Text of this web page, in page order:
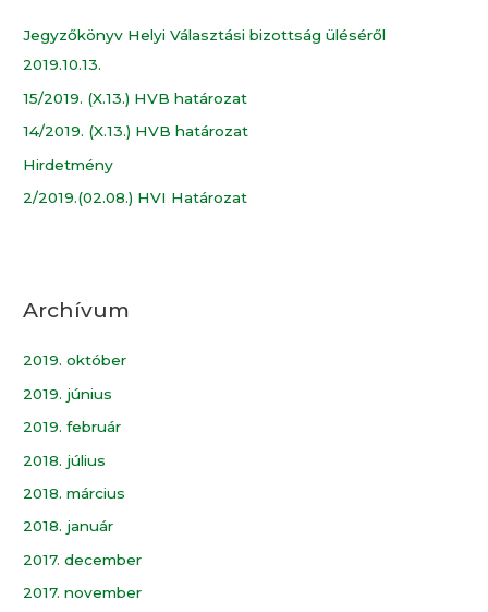
Jegyzőkönyv Helyi Választási bizottság üléséről
2019.10.13.
15/2019. (X.13.) HVB határozat
14/2019. (X.13.) HVB határozat
Hirdetmény
2/2019.(02.08.) HVI Határozat
Archívum
2019. október
2019. június
2019. február
2018. július
2018. március
2018. január
2017. december
2017. november